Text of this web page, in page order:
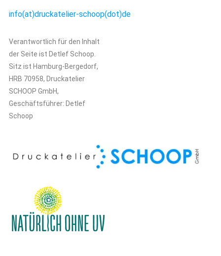
info(at)druckatelier-schoop(dot)de
Verantwortlich für den Inhalt
der Seite ist Detlef Schoop.
Sitz ist Hamburg-Bergedorf,
HRB 70958, Druckatelier
SCHOOP GmbH,
Geschäftsführer: Detlef
Schoop